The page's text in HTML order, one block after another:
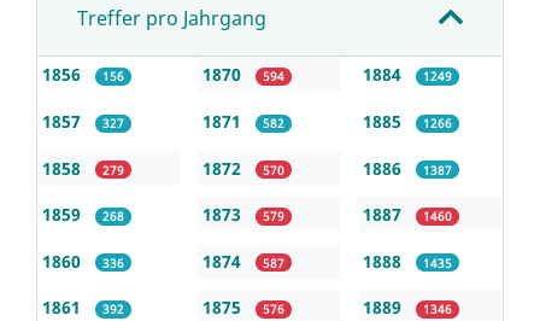
Treffer pro Jahrgang
1856 156
1857 327
1858 279
1859 268
1860 336
1861 392
1870 594
1871 582
1872 570
1873 579
1874 587
1875 576
1884 1249
1885 1266
1886 1387
1887 1460
1888 1435
1889 1346